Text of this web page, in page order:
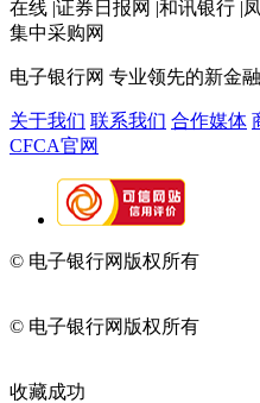
在线 |证券日报网 |和讯银行 |
集中采购网
电子银行网 专业领先的新金
关于我们 联系我们 合作媒体
CFCA官网
© 电子银行网版权所有
© 电子银行网版权所有
收藏成功